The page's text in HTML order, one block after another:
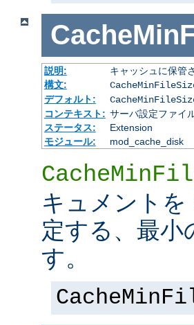
説明:
キャッシュに保管
構文:
デフォルト:
コンテキスト: サーバ設定ファイ
ステータス:
Extension
モジュール:
mod_cache_disk
キュメント
定する、最
す。